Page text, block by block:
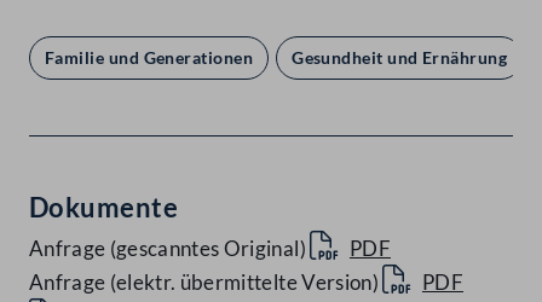
Familie und Generationen Gesundheit und Ernährung
Dokumente
Anfrage (gescanntes Original)
PDF
Anfrage (elektr. übermittelte Version)
PDF